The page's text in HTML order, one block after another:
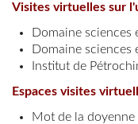
Visites virtuelles sur
Domaine sciences
Domaine sciences
Institut de
Espaces visites
Mot de la doyenne